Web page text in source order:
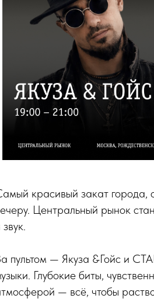
красивый закат города,
Центральный рынок
звук.
пультом — Якуза &Гойс и
Глубокие биты,
— всё, чтобы